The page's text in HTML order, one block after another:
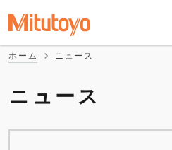
ホーム ニュース
ニュース